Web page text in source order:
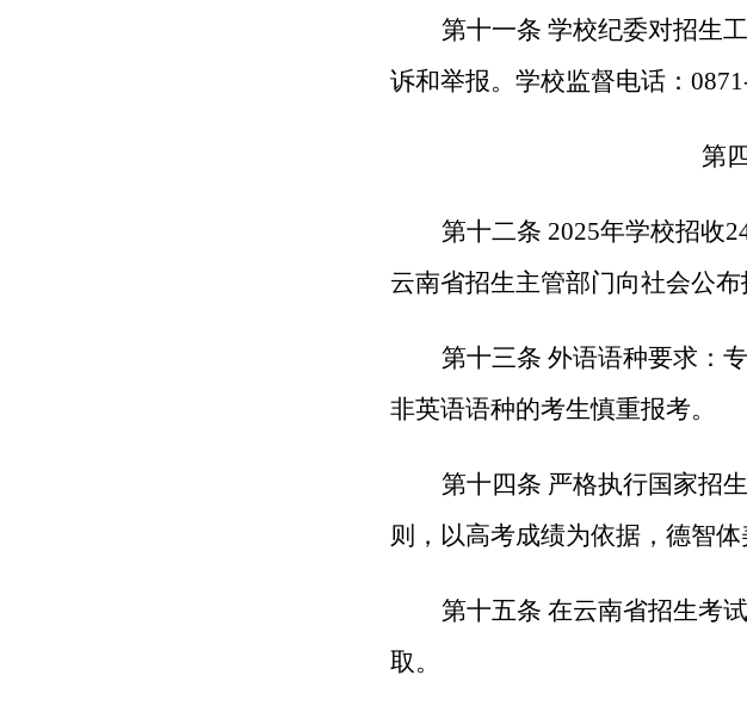
第十一条 学校纪委对招生
诉和举报。学校监督电话：0871-
第
第十二条 2025年学校招收
云南省招生主管部门向社会公布
第十三条 外语语种要求：
非英语语种的考生慎重报考。
第十四条 严格执行国家招
则，以高考成绩为依据，德智
第十五条 在云南省招生考
取。